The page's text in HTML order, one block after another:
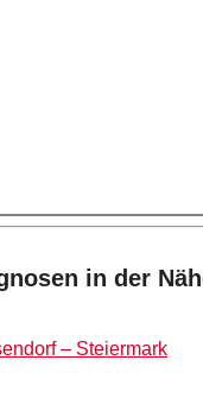
in der
– Steiermark